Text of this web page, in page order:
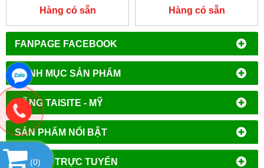
FANPAGE FACEBOOK
DANH MỤC SẢN PHẨM
HÃNG TAISITE - MỸ
SẢN PHẨM NỔI BẬT
HỔ TRỢ TRỰC TUYẾN
PLPH
Hàng có sẵn
BB.1153 ‑ PLI
Hàng có sẵn
(0)